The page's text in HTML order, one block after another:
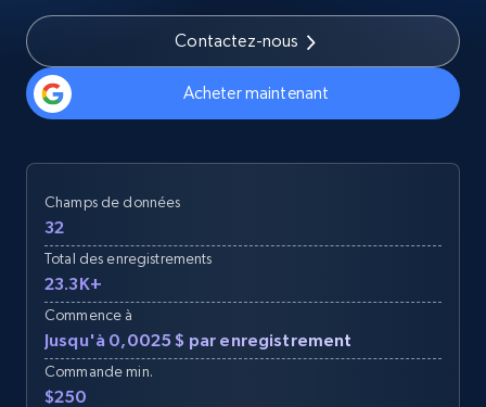
Contactez-nous
Acheter maintenant
Champs de données
32
Total des enregistrements
23.3K+
Commence à
Jusqu'à 0,0025 $ par enregistrement
Commande min.
$250